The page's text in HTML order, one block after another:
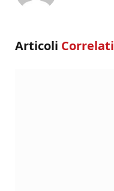
Articoli Correlati